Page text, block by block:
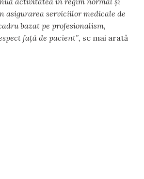
asigurarea serviciilor medicale de
bazat pe profesionalism,
față de pacient”, se mai arată